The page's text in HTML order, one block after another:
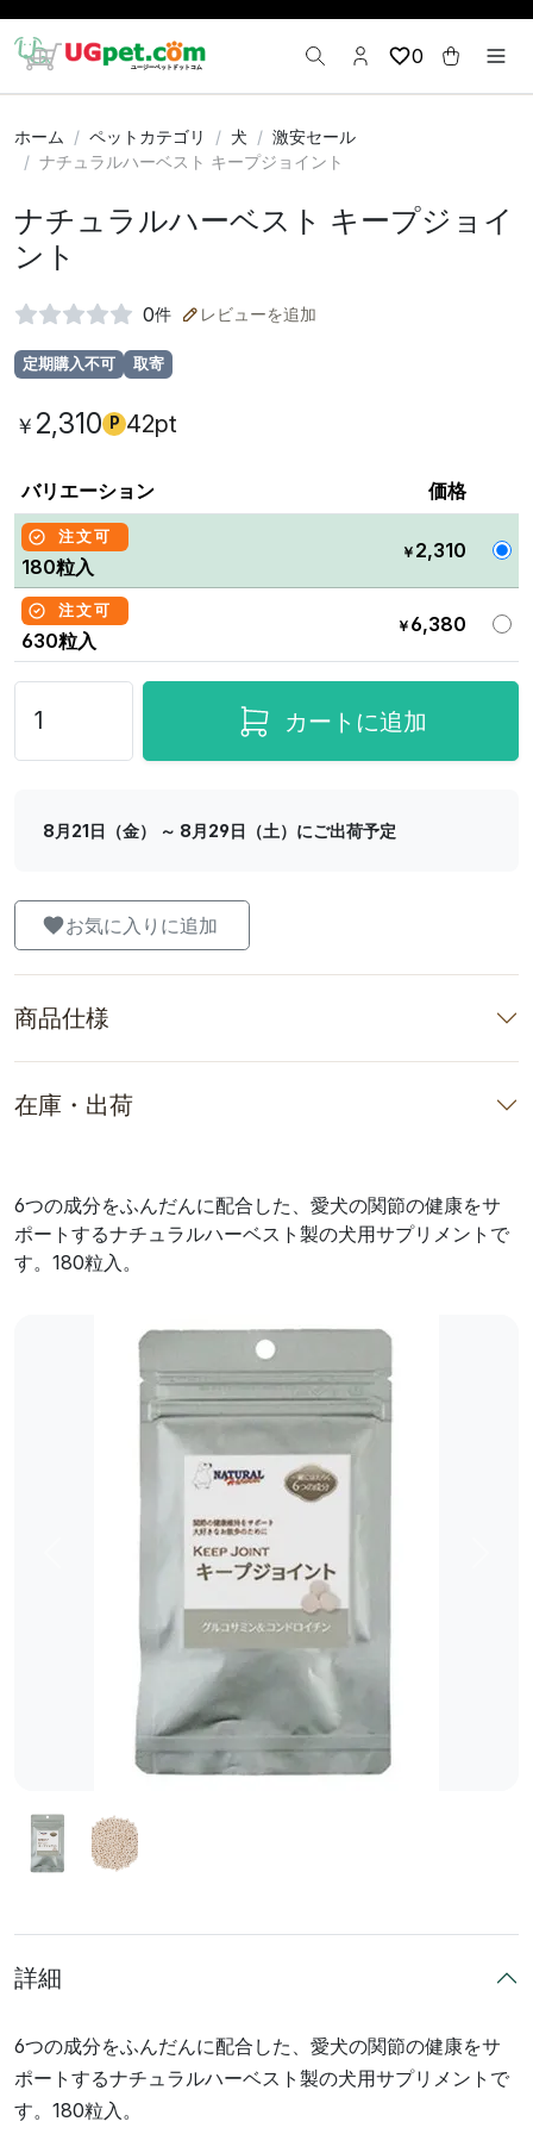
0
ホーム ペットカテゴリ 犬
激安セール
ナチュラルハーベスト キープジョイント
ナチュラルハーベスト キープジョイ
ント
0件 レビューを追加
定期購入不可 取寄
￥ 2,310 P 42pt
バリエーション 価格
注文可
180粒入
￥ 2,310
注文可
630粒入
￥ 6,380
カートに追加
8月21日（金） ～ 8月29日（土）にご出荷予定
お気に入りに追加
商品仕様
在庫・出荷
6つの成分をふんだんに配合した、愛犬の関節の健康をサ
ポートするナチュラルハーベスト製の犬用サプリメントで
す。180粒入。
詳細
6つの成分をふんだんに配合した、愛犬の関節の健康をサ
ポートするナチュラルハーベスト製の犬用サプリメントで
す。180粒入。